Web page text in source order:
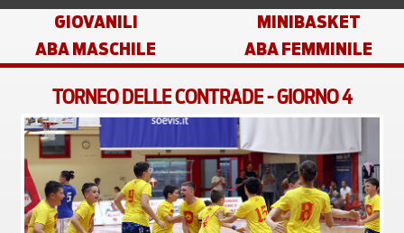
GIOVANILI
MINIBASKET
ABA MASCHILE
ABA FEMMINILE
TORNEO DELLE CONTRADE - GIORNO 4